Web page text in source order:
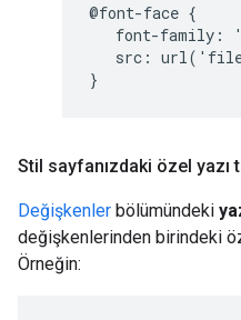
@font-face {
font-family : '
src : url ( '
}
Stil sayfanızdaki özel
Değişkenler bölümündeki
değişkenlerinden birindeki
Örneğin: